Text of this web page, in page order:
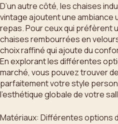
D’un autre côté, les chaises
vintage ajoutent une ambiance
repas. Pour ceux qui préfèrent
chaises rembourrées en
choix raffiné qui ajoute du
En explorant les différentes
marché, vous pouvez trouver
parfaitement votre style
l’esthétique globale de votre
Matériaux: Différentes options